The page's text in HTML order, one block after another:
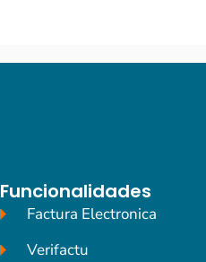
Funcionalidades
Factura Electronica
Verifactu